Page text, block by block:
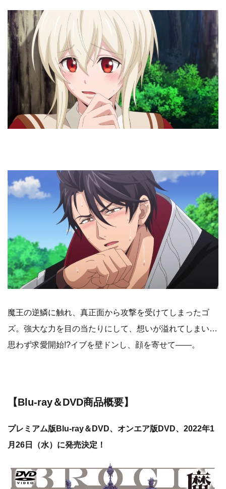
魔王の逆鱗に触れ、真正面から攻撃を受けてしまったゴ
ズ。強大な力を目の当たりにして、想いが溢れてしまい…
思わず求愛開始!?イブを壁ドンし、顔を寄せて――。
【Blu-ray＆DVD商品概要】
プレミアム版Blu-ray＆DVD、オンエア版DVD、2022年1
月26日（水）に発売決定！